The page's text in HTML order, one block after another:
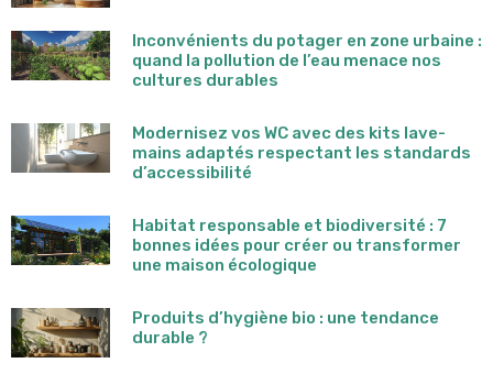
Inconvénients du potager en zone urbaine :
quand la pollution de l’eau menace nos
cultures durables
Modernisez vos WC avec des kits lave-
mains adaptés respectant les standards
d’accessibilité
Habitat responsable et biodiversité : 7
bonnes idées pour créer ou transformer
une maison écologique
Produits d’hygiène bio : une tendance
durable ?